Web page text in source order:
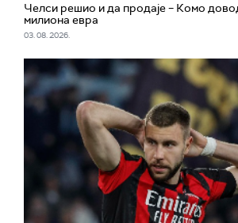
Челси решио и да продаје – Комо
милиона евра
03. 08. 2026.